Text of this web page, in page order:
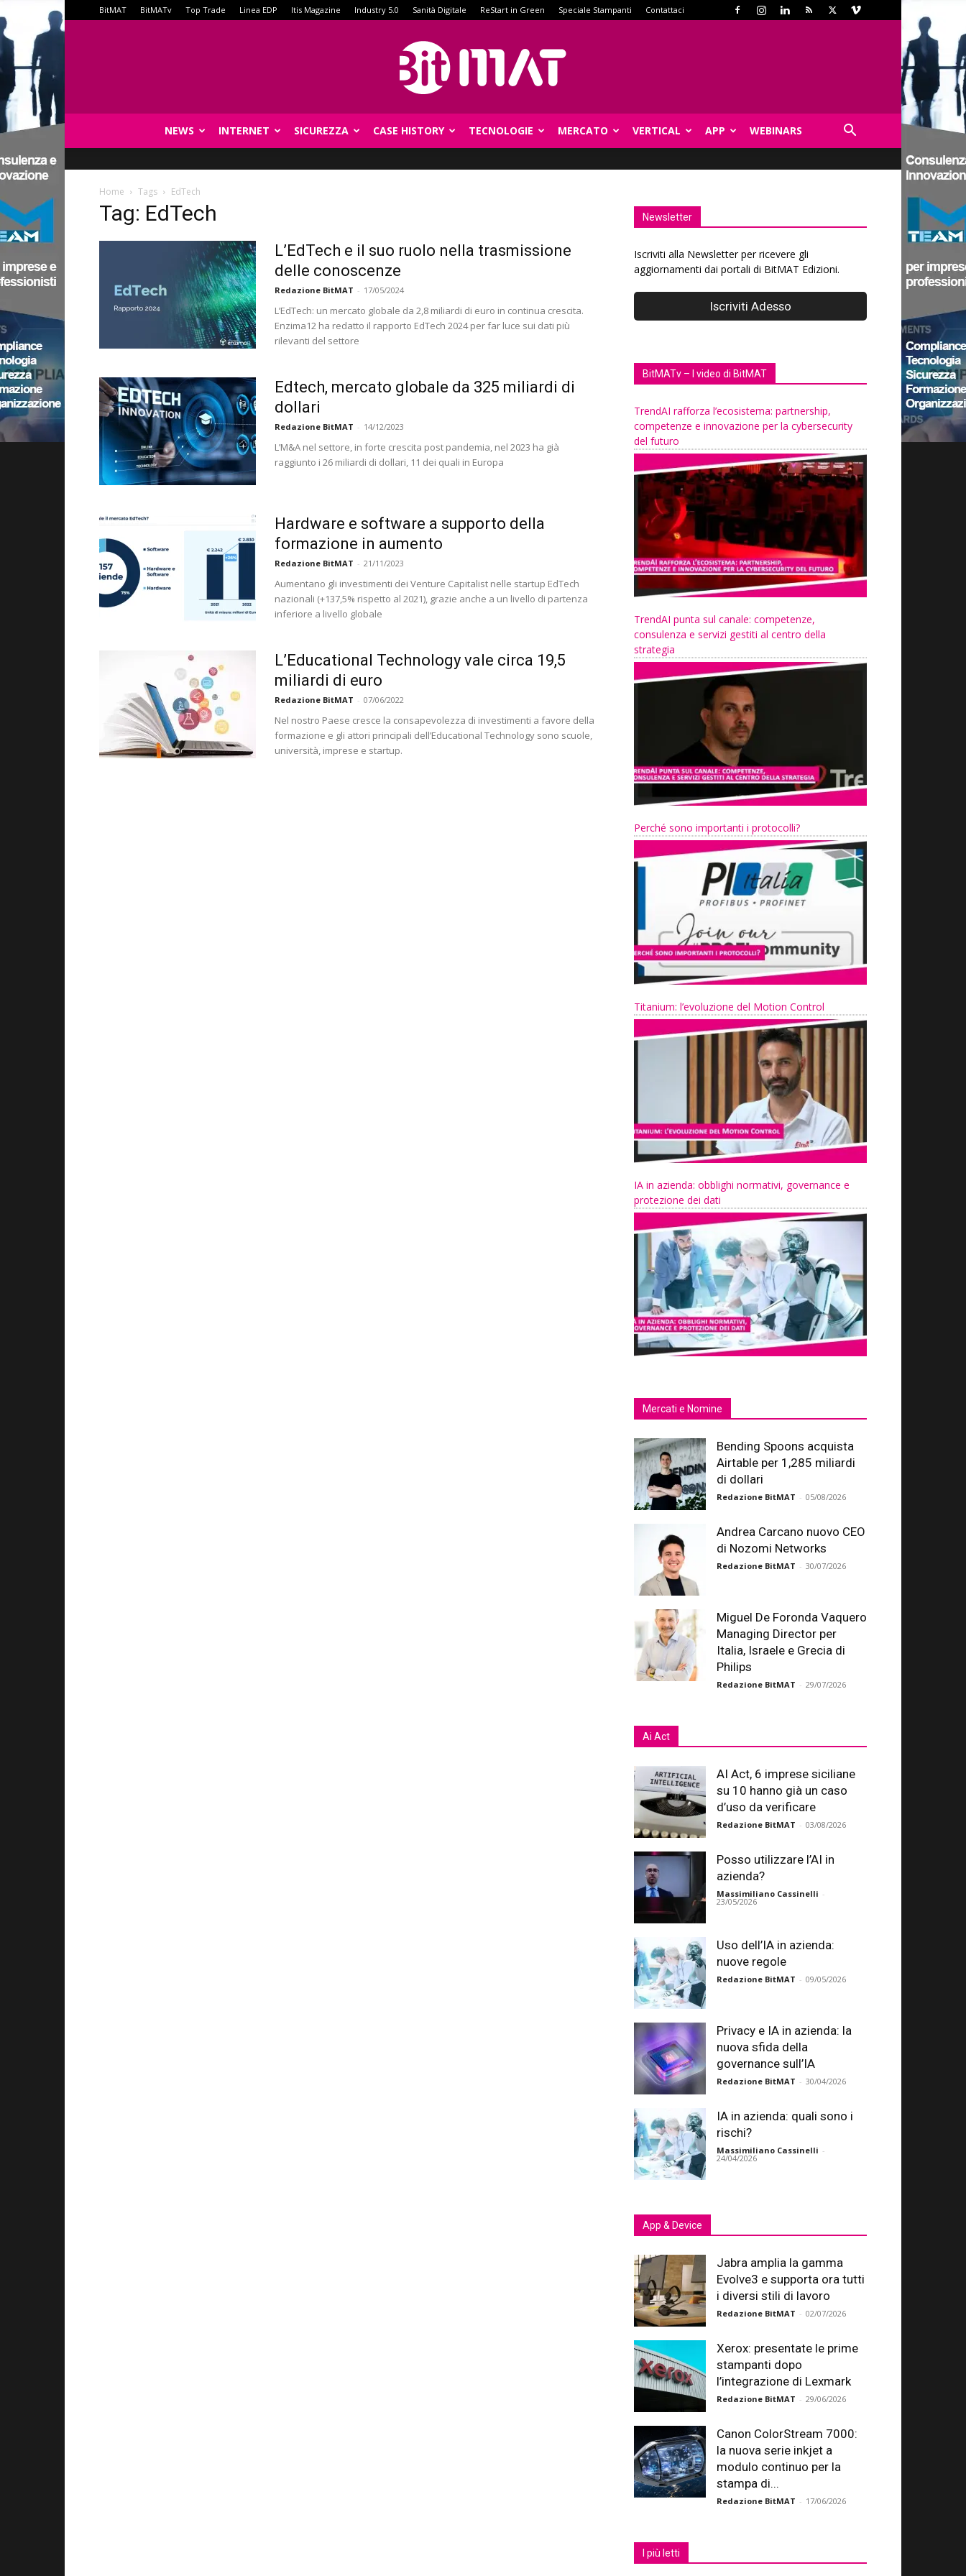
BitMAT BitMATv Top Trade Linea EDP Itis Magazine Industry 5.0 Sanità Digitale ReStart in Green Speciale Stampanti Contattaci
NEWS INTERNET SICUREZZA CASE HISTORY TECNOLOGIE MERCATO VERTICAL APP WEBINARS
Home Tags EdTech
Tag: EdTech
L’EdTech e il suo ruolo nella trasmissione
delle conoscenze
Redazione BitMAT - 17/05/2024
L’EdTech: un mercato globale da 2,8 miliardi di euro in continua crescita.
Enzima12 ha redatto il rapporto EdTech 2024 per far luce sui dati più
rilevanti del settore
Edtech, mercato globale da 325 miliardi di
dollari
Redazione BitMAT - 14/12/2023
L’M&A nel settore, in forte crescita post pandemia, nel 2023 ha già
raggiunto i 26 miliardi di dollari, 11 dei quali in Europa
Hardware e software a supporto della
formazione in aumento
Redazione BitMAT - 21/11/2023
Aumentano gli investimenti dei Venture Capitalist nelle startup EdTech
nazionali (+137,5% rispetto al 2021), grazie anche a un livello di partenza
inferiore a livello globale
L’Educational Technology vale circa 19,5
miliardi di euro
Redazione BitMAT - 07/06/2022
Nel nostro Paese cresce la consapevolezza di investimenti a favore della
formazione e gli attori principali dell’Educational Technology sono scuole,
università, imprese e startup.
Newsletter
Iscriviti alla Newsletter per ricevere gli
aggiornamenti dai portali di BitMAT Edizioni.
BitMATv – I video di BitMAT
TrendAI rafforza l’ecosistema: partnership,
competenze e innovazione per la cybersecurity
del futuro
TrendAI punta sul canale: competenze,
consulenza e servizi gestiti al centro della
strategia
Perché sono importanti i protocolli?
Titanium: l’evoluzione del Motion Control
IA in azienda: obblighi normativi, governance e
protezione dei dati
Mercati e Nomine
Bending Spoons acquista
Airtable per 1,285 miliardi
di dollari
Redazione BitMAT - 05/08/2026
Andrea Carcano nuovo CEO
di Nozomi Networks
Redazione BitMAT - 30/07/2026
Miguel De Foronda Vaquero
Managing Director per
Italia, Israele e Grecia di
Philips
Redazione BitMAT - 29/07/2026
Ai Act
AI Act, 6 imprese siciliane
su 10 hanno già un caso
d’uso da verificare
Redazione BitMAT - 03/08/2026
Posso utilizzare l’AI in
azienda?
Massimiliano Cassinelli -
23/05/2026
Uso dell’IA in azienda:
nuove regole
Redazione BitMAT - 09/05/2026
Privacy e IA in azienda: la
nuova sfida della
governance sull’IA
Redazione BitMAT - 30/04/2026
IA in azienda: quali sono i
rischi?
Massimiliano Cassinelli -
24/04/2026
App & Device
Jabra amplia la gamma
Evolve3 e supporta ora tutti
i diversi stili di lavoro
Redazione BitMAT - 02/07/2026
Xerox: presentate le prime
stampanti dopo
l’integrazione di Lexmark
Redazione BitMAT - 29/06/2026
Canon ColorStream 7000:
la nuova serie inkjet a
modulo continuo per la
stampa di...
Redazione BitMAT - 17/06/2026
I più letti